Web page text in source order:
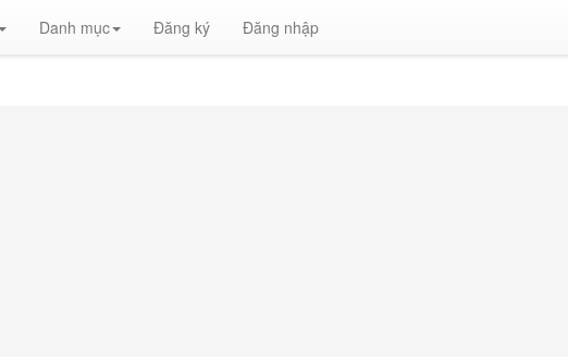
Danh mục Đăng ký Đăng nhập